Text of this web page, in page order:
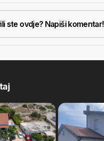
ste ovdje? Napiši komentar!